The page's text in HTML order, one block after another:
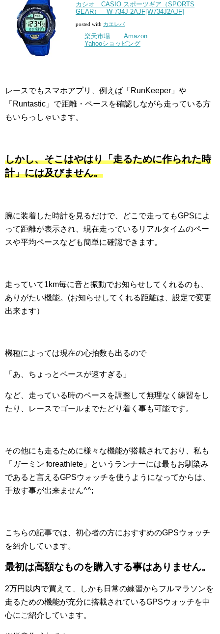
カシオ CASIO スポーツギア（SPORTS
GEAR） W-734J-2AJF[W734J2AJF]
posted with カエレバ
楽天市場
Amazon
Yahooショッピング
レースでもスマホアプリ、例えば「RunKeeper」や
「Runtastic」で距離・ペースを確認しながら走っている方
もいらっしゃいます。
しかし、そこはやはり「走るために作られた時
計」には及びません。
腕に装着した時計を見るだけで、どこで走ってもGPSによ
って距離が表示され、現在走っているリアルタイムのペー
スや平均ペースなども簡単に確認できます。
走っていて1km毎に音と振動でお知らせしてくれるのも、
ありがたい機能。(お知らせしてくれる距離は、設定で変更
出来ます）
機種によっては現在の心拍数も出るので
「あ、ちょっとペースが速すぎる」
など、走っている時のペースを調整して無理なく練習をし
たり、レースでゴールまでたどり着く事も可能です。
その他にも走るために様々な機能が搭載されており、私も
「ガーミン foreathlete」というランナーには最もお馴染み
であると言えるGPSウォッチを使うようになってからは、
手放す事が出来ません^^;
こちらの記事では、初心者の方におすすめのGPSウォッチ
を紹介しています。
最初は高額なものを購入する事はありません。
2万円以内で買えて、しかも日常の練習からフルマラソンを
走るための機能が充分に搭載されているGPSウォッチを中
心にご紹介しています。